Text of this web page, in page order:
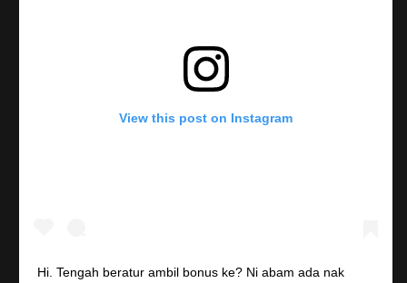
View this post on Instagram
Hi. Tengah beratur ambil bonus ke? Ni abam ada nak